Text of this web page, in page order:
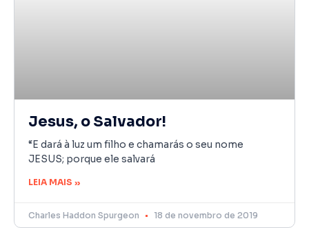
Jesus, o Salvador!
“E dará à luz um filho e chamarás o seu nome
JESUS; porque ele salvará
LEIA MAIS »
Charles Haddon Spurgeon 18 de novembro de 2019